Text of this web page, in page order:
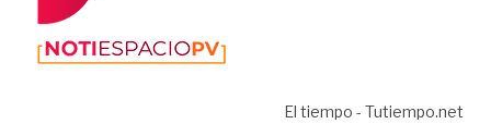
El tiempo - Tutiempo.net